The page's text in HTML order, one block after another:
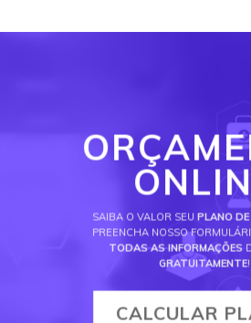
SAIBA O VALOR SEU PLANO
PREENCHA NOSSO
TODAS AS INFORMAÇÕES
GRATUITAMENTE!
CALCULAR